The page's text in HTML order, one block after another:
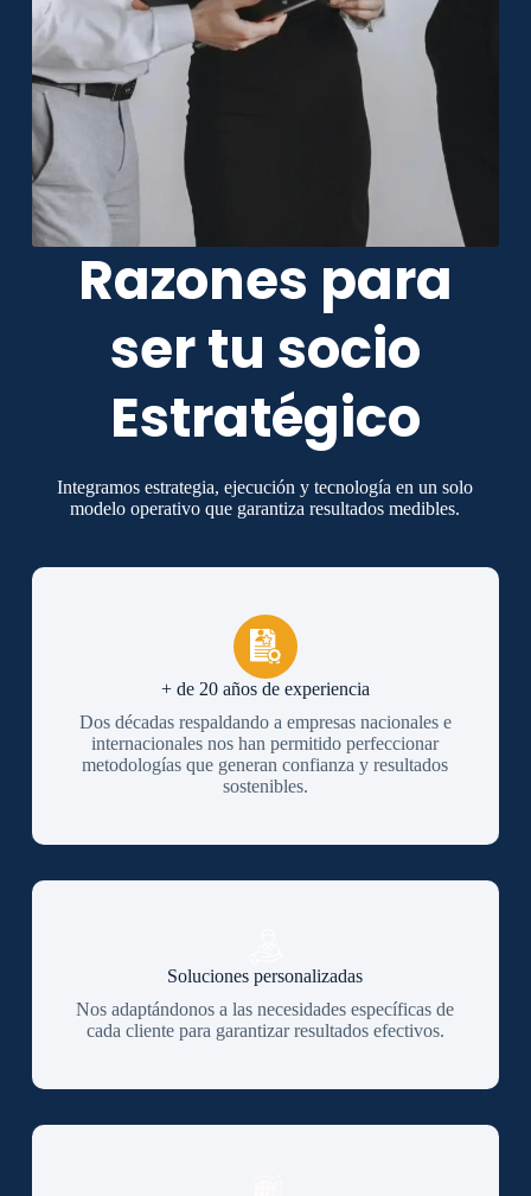
Razones para
ser tu socio
Estratégico
Integramos estrategia, ejecución y tecnología en un solo
modelo operativo que garantiza resultados medibles.
+ de 20 años de experiencia
Dos décadas respaldando a empresas nacionales e
internacionales nos han permitido perfeccionar
metodologías que generan confianza y resultados
sostenibles.
Soluciones personalizadas
Nos adaptándonos a las necesidades específicas de
cada cliente para garantizar resultados efectivos.